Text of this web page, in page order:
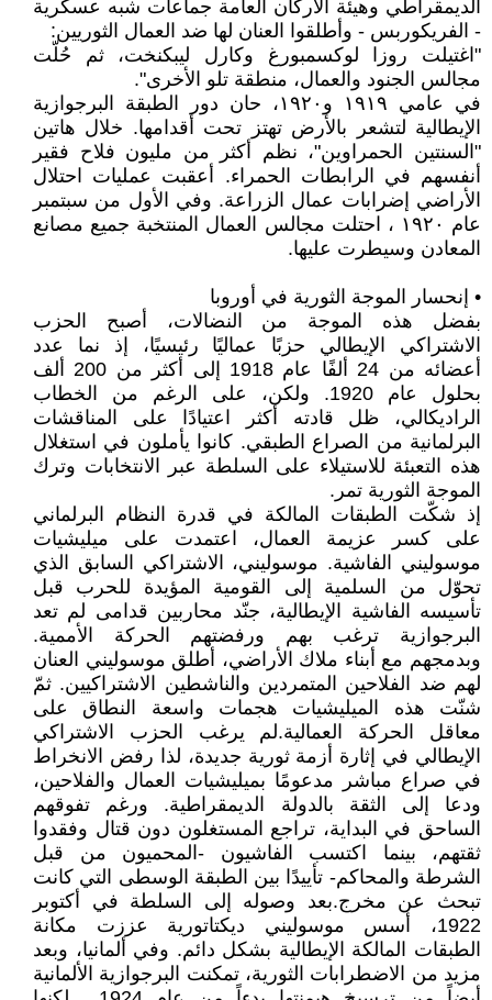
الديمقراطي وهيئة الأركان العامة جماعات شبه عسكرية
- الفريكوربس - وأطلقوا العنان لها ضد العمال الثوريين:
"اغتيلت روزا لوكسمبورغ وكارل ليبكنخت، ثم حُلّت
مجالس الجنود والعمال، منطقة تلو الأخرى".
في عامي ١٩١٩ و١٩٢٠، حان دور الطبقة البرجوازية
الإيطالية لتشعر بالأرض تهتز تحت أقدامها. خلال هاتين
"السنتين الحمراوين"، نظم أكثر من مليون فلاح فقير
أنفسهم في الرابطات الحمراء. أعقبت عمليات احتلال
الأراضي إضرابات عمال الزراعة. وفي الأول من سبتمبر
عام ١٩٢٠ ، احتلت مجالس العمال المنتخبة جميع مصانع
المعادن وسيطرت عليها.
• إنحسار الموجة الثورية في أوروبا
بفضل هذه الموجة من النضالات، أصبح الحزب
الاشتراكي الإيطالي حزبًا عماليًا رئيسيًا، إذ نما عدد
أعضائه من 24 ألفًا عام 1918 إلى أكثر من 200 ألف
بحلول عام 1920. ولكن، على الرغم من الخطاب
الراديكالي، ظل قادته أكثر اعتيادًا على المناقشات
البرلمانية من الصراع الطبقي. كانوا يأملون في استغلال
هذه التعبئة للاستيلاء على السلطة عبر الانتخابات وترك
الموجة الثورية تمر.
إذ شكّت الطبقات المالكة في قدرة النظام البرلماني
على كسر عزيمة العمال، اعتمدت على ميليشيات
موسوليني الفاشية. موسوليني، الاشتراكي السابق الذي
تحوّل من السلمية إلى القومية المؤيدة للحرب قبل
تأسيسه الفاشية الإيطالية، جنّد محاربين قدامى لم تعد
البرجوازية ترغب بهم ورفضتهم الحركة الأممية.
وبدمجهم مع أبناء ملاك الأراضي، أطلق موسوليني العنان
لهم ضد الفلاحين المتمردين والناشطين الاشتراكيين. ثمّ
شنّت هذه الميليشيات هجمات واسعة النطاق على
معاقل الحركة العمالية.لم يرغب الحزب الاشتراكي
الإيطالي في إثارة أزمة ثورية جديدة، لذا رفض الانخراط
في صراع مباشر مدعومًا بميليشيات العمال والفلاحين،
ودعا إلى الثقة بالدولة الديمقراطية. ورغم تفوقهم
الساحق في البداية، تراجع المستغلون دون قتال وفقدوا
ثقتهم، بينما اكتسب الفاشيون -المحميون من قبل
الشرطة والمحاكم- تأييدًا بين الطبقة الوسطى التي كانت
تبحث عن مخرج.بعد وصوله إلى السلطة في أكتوبر
1922، أسس موسوليني ديكتاتورية عززت مكانة
الطبقات المالكة الإيطالية بشكل دائم. وفي ألمانيا، وبعد
مزيد من الاضطرابات الثورية، تمكنت البرجوازية الألمانية